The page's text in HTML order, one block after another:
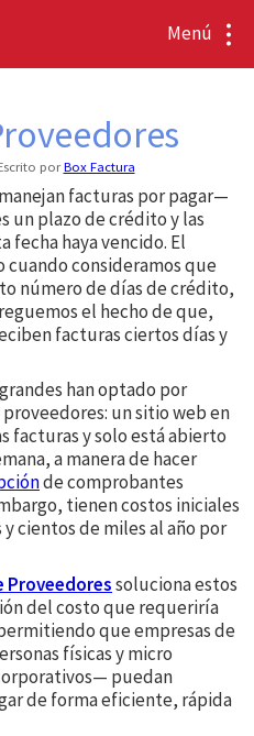
Menú
porBox Factura
facturas por pagar—
un plazo de crédito y las
fecha haya vencido. El
cuando consideramos que
número de días de crédito,
el hecho de que,
facturas ciertos días y
han optado por
un sitio web en
facturas y solo está abierto
a manera de hacer
de comprobantes
tienen costos iniciales
cientos de miles al año por
Proveedoressoluciona estos
del costo que requeriría
que empresas de
físicas y micro
puedan
de forma eficiente, rápida